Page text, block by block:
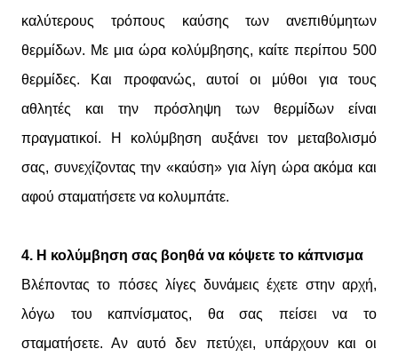
καλύτερους τρόπους καύσης των ανεπιθύμητων
θερμίδων. Με μια ώρα κολύμβησης, καίτε περίπου 500
θερμίδες. Και προφανώς, αυτοί οι μύθοι για τους
αθλητές και την πρόσληψη των θερμίδων είναι
πραγματικοί. Η κολύμβηση αυξάνει τον μεταβολισμό
σας, συνεχίζοντας την «καύση» για λίγη ώρα ακόμα και
αφού σταματήσετε να κολυμπάτε.
4. Η κολύμβηση σας βοηθά να κόψετε το κάπνισμα
Βλέποντας το πόσες λίγες δυνάμεις έχετε στην αρχή,
λόγω του καπνίσματος, θα σας πείσει να το
σταματήσετε. Αν αυτό δεν πετύχει, υπάρχουν και οι